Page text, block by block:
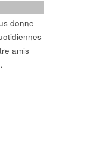
donne
amis